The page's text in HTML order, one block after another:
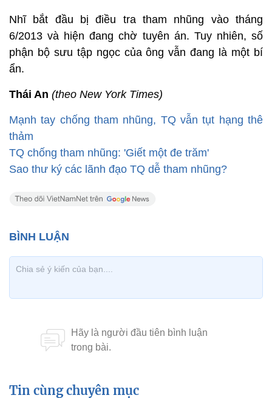
Nhĩ bắt đầu bị điều tra tham nhũng vào tháng
6/2013 và hiện đang chờ tuyên án. Tuy nhiên, số
phận bộ sưu tập ngọc của ông vẫn đang là một bí
ẩn.
Thái An (theo New York Times)
Mạnh tay chống tham nhũng, TQ vẫn tụt hạng thê
thảm
TQ chống tham nhũng: 'Giết một đe trăm'
Sao thư ký các lãnh đạo TQ dễ tham nhũng?
Tin cùng chuyên mục